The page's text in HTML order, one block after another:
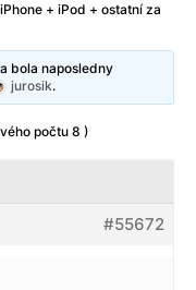
+ iPod + ostatní za
bola naposledny
jurosik.
počtu 8 )
#55672